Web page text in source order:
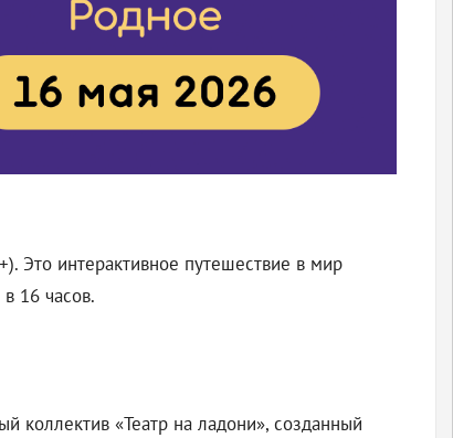
Это интерактивное путешествие в мир
16 часов.
коллектив «Театр на ладони», созданный